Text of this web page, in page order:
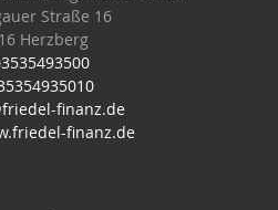
Straße 16
Herzberg
finanz.de
finanz.de